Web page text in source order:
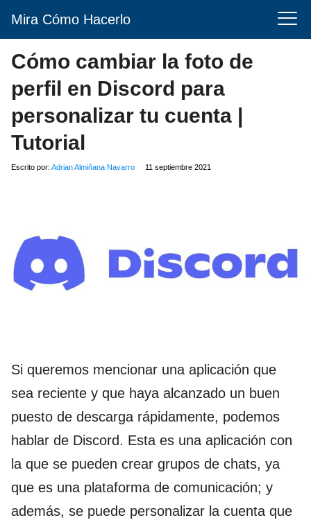
Mira Cómo Hacerlo
Cómo cambiar la foto de
perfil en Discord para
personalizar tu cuenta |
Tutorial
Escrito por: Adrian Almiñana Navarro 11 septiembre 2021
Si queremos mencionar una aplicación que
sea reciente y que haya alcanzado un buen
puesto de descarga rápidamente, podemos
hablar de Discord. Esta es una aplicación con
la que se pueden crear grupos de chats, ya
que es una plataforma de comunicación; y
además, se puede personalizar la cuenta que